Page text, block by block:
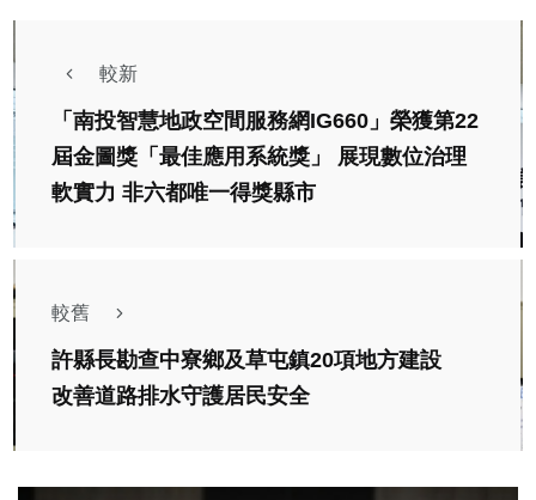
較新
「南投智慧地政空間服務網IG660」榮獲第22
屆金圖獎「最佳應用系統獎」 展現數位治理
軟實力 非六都唯一得獎縣市
較舊
許縣長勘查中寮鄉及草屯鎮20項地方建設
改善道路排水守護居民安全